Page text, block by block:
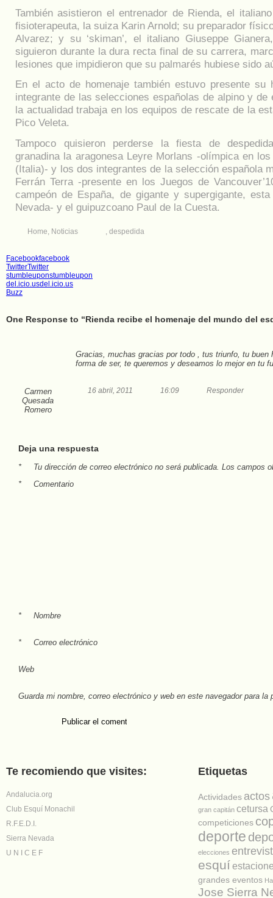
También asistieron el entrenador de Rienda, el
fisioterapeuta, la suiza Karin Arnold; su preparador
Alvarez; y su ‘skiman’, el italiano Giuseppe
siguieron durante la dura recta final de su carrera,
lesiones que impidieron que su palmarés hubiese sido
En el acto de homenaje también estuvo presente su
integrante de las selecciones españolas de alpino y
la actualidad trabaja en los equipos de rescate de la
Pico Veleta.
Tampoco quisieron perderse la fiesta de
granadina la aragonesa Leyre Morlans -olímpica en los
(Italia)- y los dos integrantes de la selección española
Ferrán Terra -presente en los Juegos de
campeón de España, de gigante y supergigante,
Nevada- y el guipuzcoano Paul de la Cuesta.
Home Noticias despedida
Facebookfacebook
TwitterTwitter
stumbleuponstumbleupon
del.icio.usdel.icio.us
Buzz
One Response to “Rienda recibe el homenaje del mundo del
Carmen
Quesada
Romero
Gracias, muchas gracias por todo , tus triunfo, tu buen
forma de ser, te queremos y deseamos lo mejor en tu
16 abril, 2011 16:09 Responder
Deja una respuesta
Tu dirección de correo electrónico no será publicada. Los campos
*
Comentario
*
Nombre
*
Correo electrónico
*
Web
Guarda mi nombre, correo electrónico y web en este navegador para la
Te recomiendo que visites:
Andalucia.org
Club Esquí Monachil
R.F.E.D.I.
Sierra Nevada
U N I C E F
Etiquetas
Actividades actos
gran capitán cetursa
competiciones
deporte
elecciones
esquí
grandes eventos
Jose Sierra